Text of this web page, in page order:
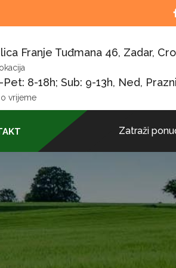
Franje Tuđmana 46, Zadar,
Pet: 8-18h; Sub: 9-13h, Ned,
vrijeme
Zatraži